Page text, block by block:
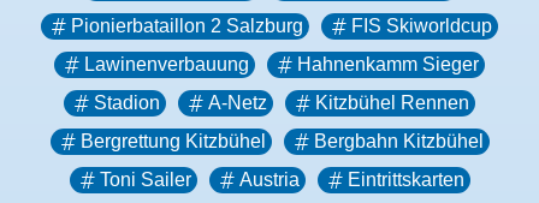
Pionierbataillon 2 Salzburg
FIS Skiworldcup
Lawinenverbauung
Hahnenkamm Sieger
Stadion
A-Netz
Kitzbühel Rennen
Bergrettung Kitzbühel
Bergbahn Kitzbühel
Toni Sailer
Austria
Eintrittskarten